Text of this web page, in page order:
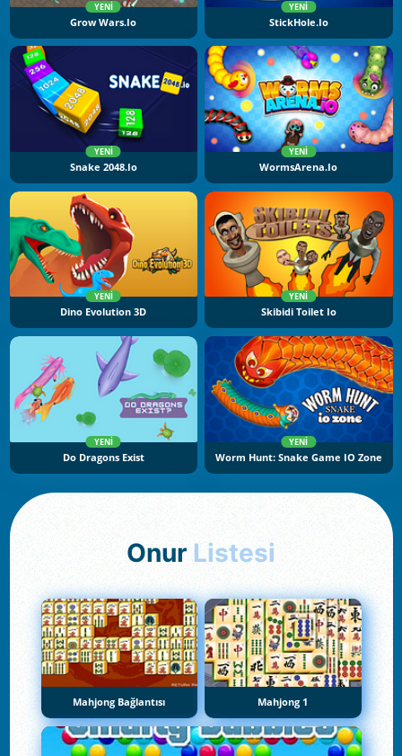
YENI
Grow Wars.io
YENI
StickHole.io
YENI
Snake 2048.io
YENI
WormsArena.io
YENI
Dino Evolution 3D
YENI
Skibidi Toilet Io
YENI
Do Dragons Exist
YENI
Worm Hunt: Snake Game IO Zone
Onur Listesi
Mahjong Bağlantısı Mahjong 1